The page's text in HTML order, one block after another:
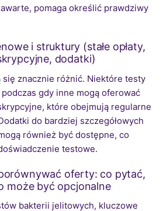
pomaga określić prawdziwy
i struktury (stałe opłaty,
dodatki)
się znacznie różnić. Niektóre testy
podczas gdy inne mogą oferować
które obejmują regularne
do bardziej szczegółowych
również być dostępne, co
testowe.
oferty: co pytać,
może być opcjonalne
bakterii jelitowych, kluczowe